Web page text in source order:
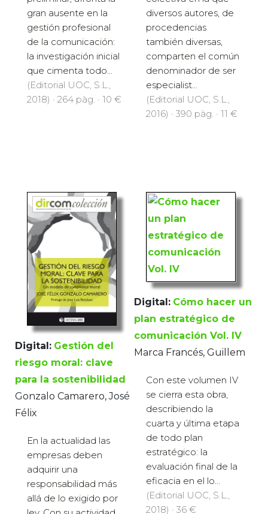
gran ausente en la
gestión profesional
de la comunicación:
la investigación inicial
que cimenta todo...
(Editorial UOC, S.L.,
2018) · 264 pàg. · 10 €
diversos autores, de
procedencias
también diversas,
comparten el común
denominador de ser
especialist...
(Editorial UOC, S.L.,
2016) · 390 pàg. · 11 €
Digital: Gestión del
riesgo moral: clave
para la sostenibilidad
Gonzalo Camarero, José
Félix
En la actualidad las
empresas deben
adquirir una
responsabilidad más
allá de lo exigido por
Digital: Cómo hacer un
plan estratégico de
comunicación Vol. IV
Marca Francés, Guillem
Con este volumen IV
se cierra esta obra,
describiendo la
cuarta y última etapa
de todo plan
estratégico: la
evaluación final de la
eficacia en el lo...
(Editorial UOC, S.L.,
2018) · 36 €